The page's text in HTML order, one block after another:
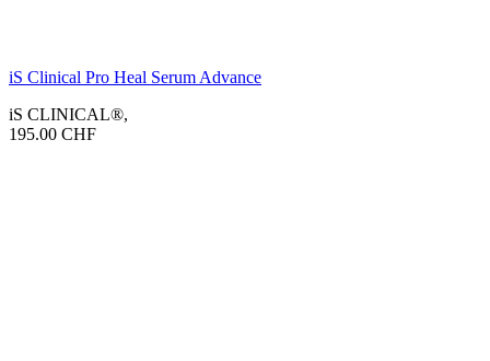
iS Clinical Pro Heal Serum Advance
iS CLINICAL®,
195.00 CHF